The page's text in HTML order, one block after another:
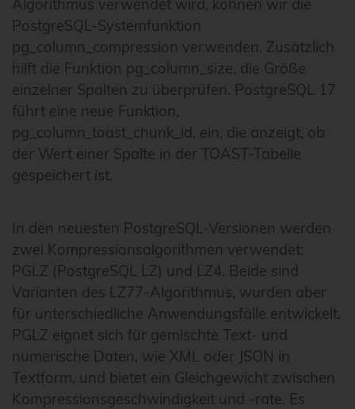
Algorithmus verwendet wird, können wir die
PostgreSQL-Systemfunktion
pg_column_compression verwenden. Zusätzlich
hilft die Funktion pg_column_size, die Größe
einzelner Spalten zu überprüfen. PostgreSQL 17
führt eine neue Funktion,
pg_column_toast_chunk_id, ein, die anzeigt, ob
der Wert einer Spalte in der TOAST-Tabelle
gespeichert ist.
In den neuesten PostgreSQL-Versionen werden
zwei Kompressionsalgorithmen verwendet:
PGLZ (PostgreSQL LZ) und LZ4. Beide sind
Varianten des LZ77-Algorithmus, wurden aber
für unterschiedliche Anwendungsfälle entwickelt.
PGLZ eignet sich für gemischte Text- und
numerische Daten, wie XML oder JSON in
Textform, und bietet ein Gleichgewicht zwischen
Kompressionsgeschwindigkeit und -rate. Es